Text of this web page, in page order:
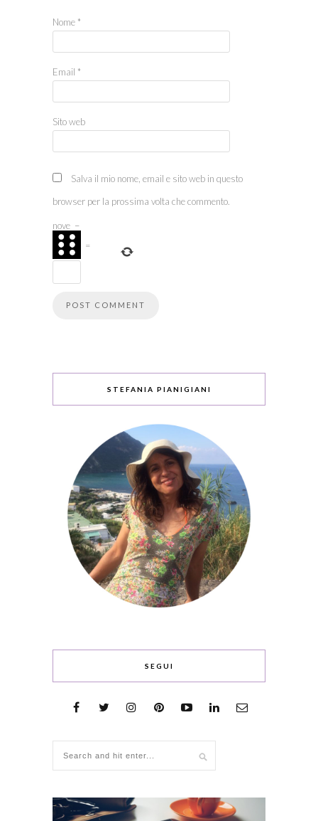
Nome *
Email *
Sito web
Salva il mio nome, email e sito web in questo
browser per la prossima volta che commento.
nove −
=
STEFANIA PIANIGIANI
SEGUI